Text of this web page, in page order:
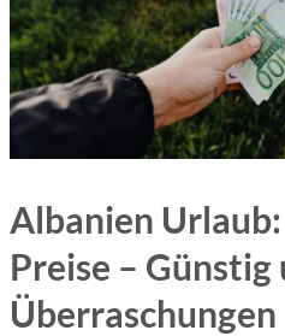
Albanien
Preise –
Überraschungen